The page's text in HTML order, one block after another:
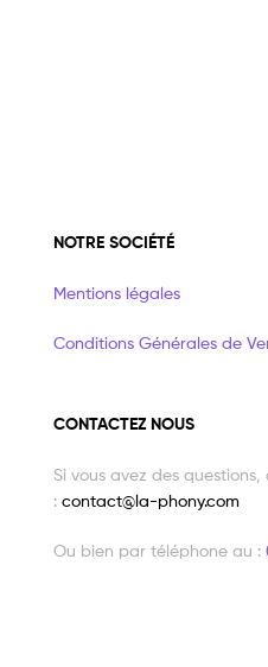
NOTRE SOCIÉTÉ
Mentions légales
Conditions Générales de
CONTACTEZ NOUS
Si vous avez des
: contact@la-phony.com
Ou bien par téléphone au :